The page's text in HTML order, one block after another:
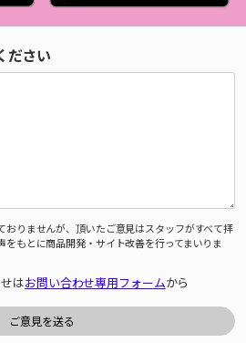
ださい
おりませんが、頂いたご意見はスタッフがすべて拝
をもとに商品開発・サイト改善を行ってまいりま
はお問い合わせ専用フォームから